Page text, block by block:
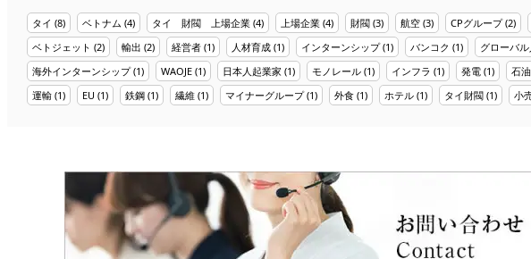
タイ (8) ベトナム (4) タイ 財閥 上場企業 (4) 上場企業 (4) 財閥 (3) 航空 (3) CPグループ(2)
ベトジェット (2) 輸出 (2) 経営者 (1) 人材育成 (1) インターンシップ(1) バンコク (1) グローバ
海外インターンシップ(1) WAOJE (1) 日本人起業家 (1) モノレール (1) インフラ (1) 発電 (1) 石油
運輸 (1) EU (1) 鉄鋼 (1) 繊維 (1) マイナーグループ(1) 外食 (1) ホテル (1) タイ財閥 (1) 小